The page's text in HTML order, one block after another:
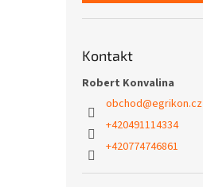
Kontakt
Robert Konvalina
obchod@egrikon.cz
+420491114334
+420774746861